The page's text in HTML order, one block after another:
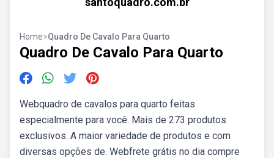
Home>Quadro De Cavalo Para Quarto
Quadro De Cavalo Para Quarto
Webquadro de cavalos para quarto feitas
especialmente para você. Mais de 273 produtos
exclusivos. A maior variedade de produtos e com
diversas opções de. Webfrete grátis no dia compre